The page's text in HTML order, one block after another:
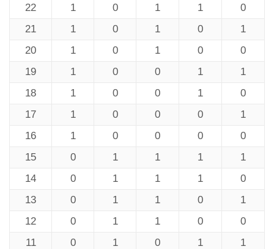
22
1 0 1 1
0
21
1 0 1 0
1
20
1 0 1 0
0
19
1 0 0 1
1
18
1 0 0 1
0
17
1 0 0 0
1
16
1 0 0 0
0
15
0 1 1 1
1
14
0 1 1 1
0
13
0 1 1 0
1
12
0 1 1 0
0
11
0 1 0 1
1